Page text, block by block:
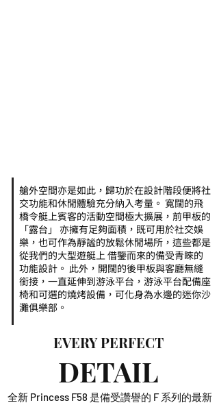
艙外空間亦是如此，歸功於在設計階段便將社
交功能和休閒體驗充分納入考量。 寬闊的飛
橋令艇上賓客的活動空間極大擴展，前甲板的
「露台」 亦擁有足夠面積，既可用於社交娛
樂，也可作為靜謐的放鬆休閒場所，這些都是
從我們的大型遊艇上 借鑒而來的備受青睞的
功能設計。 此外，開闊的後甲板與客廳無縫
銜接，一直延伸到游泳平台，游泳平台配備座
椅和可選的燒烤設備，可化身為水邊的迷你沙
灘俱樂部。
EVERY PERFECT
DETAIL
全新 Princess F58 是備受讚譽的 F 系列的最新